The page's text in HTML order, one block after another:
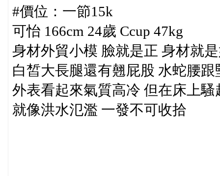
#價位：一節15k
可怡 166cm 24歲 Ccup 47kg
身材外貿小模 臉就是正 身材就
白皙大長腿還有翹屁股 水蛇腰
外表看起來氣質高冷 但在床上騷
就像洪水氾濫 一發不可收拾